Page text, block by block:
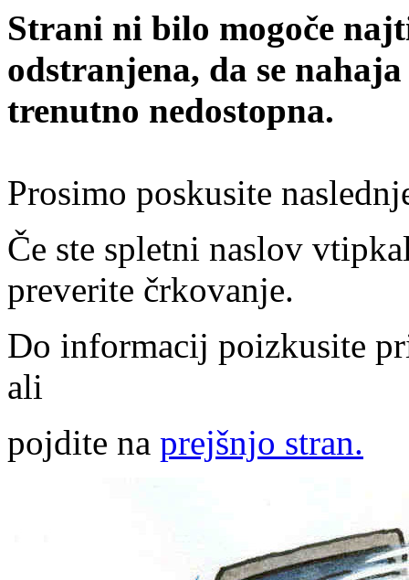
Strani ni bilo mogoče
odstranjena, da se
trenutno nedostopna.
Prosimo poskusite
Če ste spletni naslov
preverite črkovanje.
Do informacij poizkusite
ali
pojdite na prejšnjo stran.